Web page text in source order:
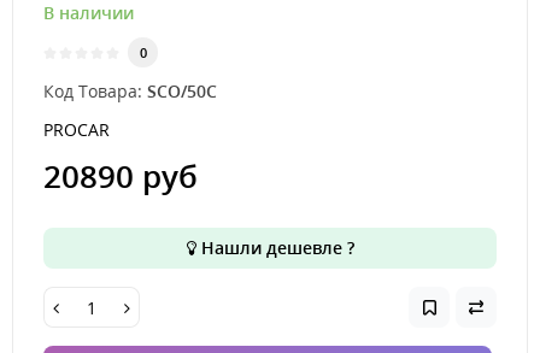
В наличии
0
Код Товара: SCO/50C
PROCAR
20890 руб
Нашли дешевле ?